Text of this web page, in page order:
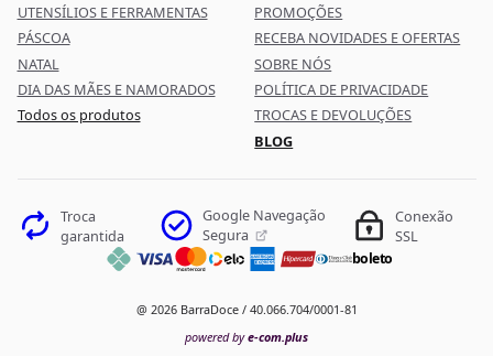
UTENSÍLIOS E FERRAMENTAS
PÁSCOA
NATAL
DIA DAS MÃES E NAMORADOS
Todos os produtos
PROMOÇÕES
RECEBA NOVIDADES E OFERTAS
SOBRE NÓS
POLÍTICA DE PRIVACIDADE
TROCAS E DEVOLUÇÕES
BLOG
Troca
garantida
Google Navegação
Segura
Conexão
SSL
boleto
@ 2026 BarraDoce / 40.066.704/0001-81
powered bye-com.plus